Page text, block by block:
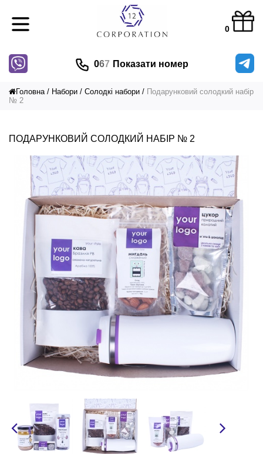
0
067 Показати номер
Головна Набори Солодкі набори
Подарунковий солодкий набір
№ 2
ПОДАРУНКОВИЙ СОЛОДКИЙ НАБІР № 2